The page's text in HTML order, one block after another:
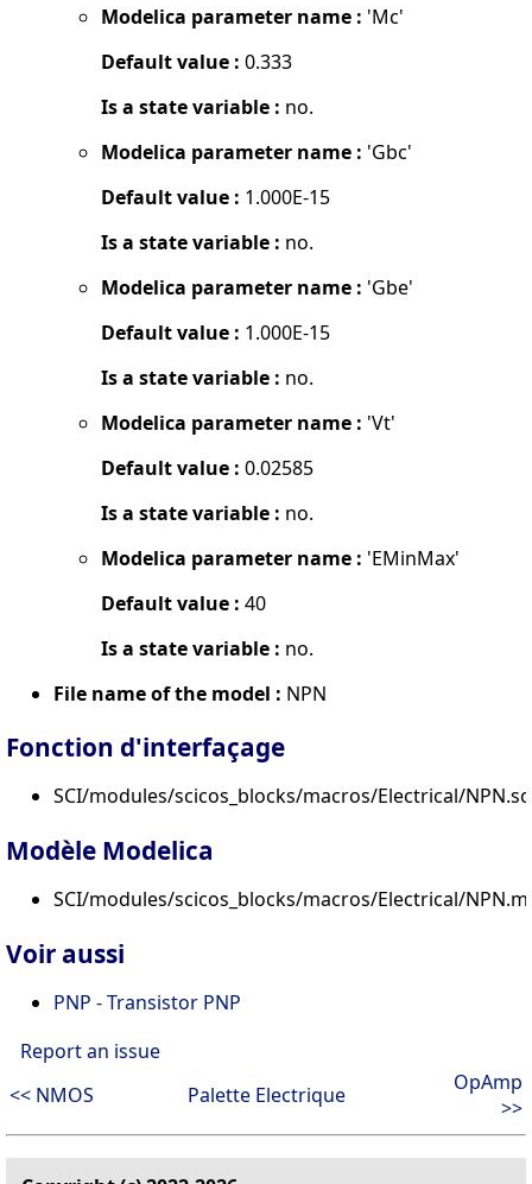
Modelica parameter name : 'Mc'
Default value : 0.333
Is a state variable : no.
Modelica parameter name : 'Gbc'
Default value : 1.000E-15
Is a state variable : no.
Modelica parameter name : 'Gbe'
Default value : 1.000E-15
Is a state variable : no.
Modelica parameter name : 'Vt'
Default value : 0.02585
Is a state variable : no.
Modelica parameter name : 'EMinMax'
Default value : 40
Is a state variable : no.
File name of the model : NPN
Fonction d'interfaçage
SCI/modules/scicos_blocks/macros/Electrical/
Modèle Modelica
SCI/modules/scicos_blocks/macros/Electrical/
Voir aussi
PNP - Transistor PNP
Report an issue
<< NMOS
Palette Electrique
OpAmp
>>